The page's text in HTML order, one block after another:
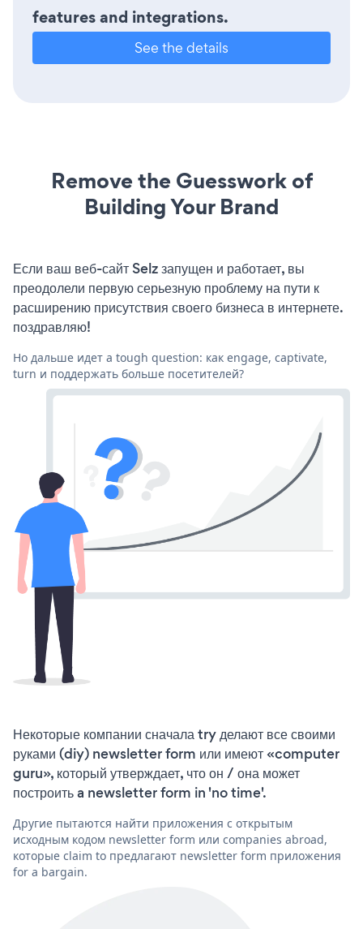
features and integrations.
See the details
Remove the Guesswork of
Building Your Brand
Если ваш веб-сайт Selz запущен и работает, вы
преодолели первую серьезную проблему на пути к
расширению присутствия своего бизнеса в интернете.
поздравляю!
Но дальше идет a tough question: как engage, captivate,
turn и поддержать больше посетителей?
Некоторые компании сначала try делают все своими
руками (diy) newsletter form или имеют «computer
guru», который утверждает, что он / она может
построить a newsletter form in 'no time'.
Другие пытаются найти приложения с открытым
исходным кодом newsletter form или companies abroad,
которые claim to предлагают newsletter form приложения
for a bargain.